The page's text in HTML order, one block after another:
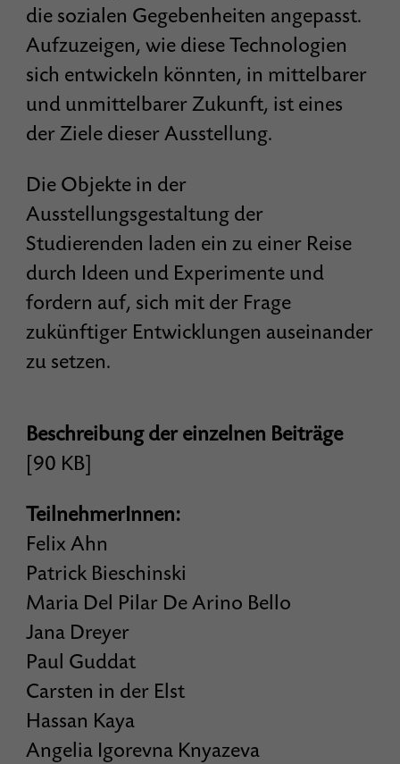
die sozialen Gegebenheiten angepasst.
Aufzuzeigen, wie diese Technologien
sich entwickeln könnten, in mittelbarer
und unmittelbarer Zukunft, ist eines
der Ziele dieser Ausstellung.
Die Objekte in der
Ausstellungsgestaltung der
Studierenden laden ein zu einer Reise
durch Ideen und Experimente und
fordern auf, sich mit der Frage
zukünftiger Entwicklungen auseinander
zu setzen.
Beschreibung der einzelnen Beiträge
[90 KB]
TeilnehmerInnen:
Felix Ahn
Patrick Bieschinski
Maria Del Pilar De Arino Bello
Jana Dreyer
Paul Guddat
Carsten in der Elst
Hassan Kaya
Angelia Igorevna Knyazeva